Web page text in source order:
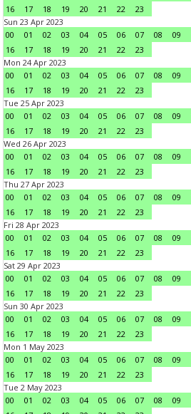
16
17 18 19 20 21 22
23
Sun 23 Apr 2023
00
01 02 03 04 05 06 07 08 09
16
17 18 19 20 21 22
23
Mon 24 Apr 2023
00
01 02 03 04 05 06 07 08 09
16
17 18 19 20 21 22
23
Tue 25 Apr 2023
00
01 02 03 04 05 06 07 08 09
16
17 18 19 20 21 22
23
Wed 26 Apr 2023
00
01 02 03 04 05 06 07 08 09
16
17 18 19 20 21 22
23
Thu 27 Apr 2023
00
01 02 03 04 05 06 07 08 09
16
17 18 19 20 21 22
23
Fri 28 Apr 2023
00
01 02 03 04 05 06 07 08 09
16
17 18 19 20 21 22
23
Sat 29 Apr 2023
00
01 02 03 04 05 06 07 08 09
16
17 18 19 20 21 22
23
Sun 30 Apr 2023
00
01 02 03 04 05 06 07 08 09
16
17 18 19 20 21 22
23
Mon 1 May 2023
00
01 02 03 04 05 06 07 08 09
16
17 18 19 20 21 22
23
Tue 2 May 2023
00
01 02 03 04 05 06 07 08 09